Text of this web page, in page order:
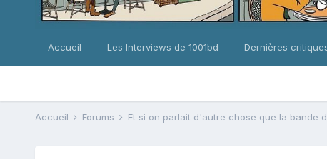
Accueil Les Interviews de 1001bd Dernières
Accueil Forums Et si on parlait d'autre chose que la bande